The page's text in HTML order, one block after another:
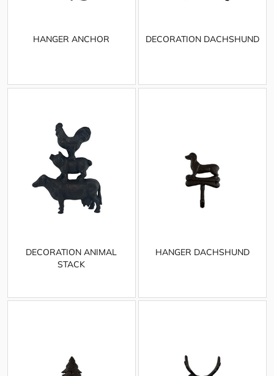
HANGER ANCHOR DECORATION DACHSHUND
DECORATION ANIMAL
STACK
HANGER DACHSHUND